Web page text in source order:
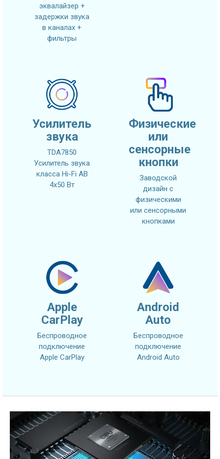
эквалайзер +
задержки звука
в каналах +
фильтры
Усилитель
звука
TDA7850
Усилитель звука
класса Hi-Fi AB
4x50 Вт
Физические
или
сенсорные
кнопки
Заводской
дизайн с
физическими
или сенсорными
кнопками
Apple
CarPlay
Беспроводное
подключение
Apple CarPlay
Android
Auto
Беспроводное
подключение
Android Auto